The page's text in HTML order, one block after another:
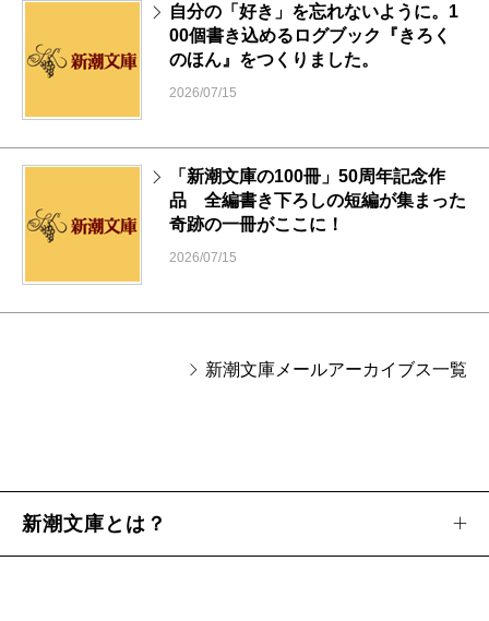
自分の「好き」を忘れないように。1
00個書き込めるログブック『きろく
のほん』をつくりました。
2026/07/15
「新潮文庫の100冊」50周年記念作
品 全編書き下ろしの短編が集まった
奇跡の一冊がここに！
2026/07/15
新潮文庫メールアーカイブス一覧
新潮文庫とは？